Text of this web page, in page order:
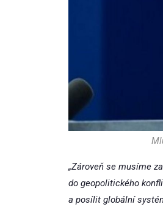
„Zároveň se musíme
do geopolitického
a posílit globální